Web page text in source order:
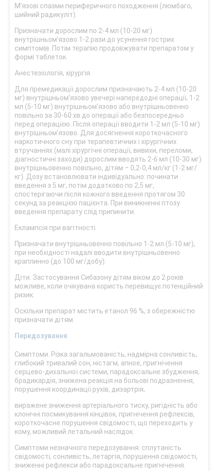
М’язові спазми периферичного походження (люмбаго,
шийний радикуліт).
Призначати дорослим по 2-4 мл (10-20 мг)
внутрішньом’язово 1-2 рази до усунення гострих
симптомів. Потім терапію продовжувати препаратом у
формі таблеток.
Анестезіологія, хірургія.
Для премедикації дорослим призначають 2-4 мл (10-20
мг) внутрішньом’язово увечері напередодні операції, 1-2
мл (5-10 мг) внутрішньом’язово або внутрішньовенно
повільно за 30-60 хв до операції або безпосередньо
перед операцією. Після операції вводити 1-2 мл (5-10 мг)
внутрішньом’язово. Для досягнення короткочасного
наркотичного сну при терапевтичних і хірургічних
втручаннях (малі хірургічні операції, вивихи, переломи,
діагностичні заходи) дорослим вводять 2-6 мл (10-30 мг)
внутрішньовенно повільно, дітям – 0,2-0,4 мл/кг (1-2 мг/
кг). Дозу встановлювати індивідуально: починати
введення з 5 мг, потім додатково по 2,5 мг,
спостерігаючи після кожного введення протягом 30
секунд за реакцією пацієнта. При виникненні птозу
введення препарату слід припинити.
Еклампсія при вагітності.
Призначати внутрішньовенно повільно 1-2 мл (5-10 мг),
при необхідності надалі вводити внутрішньовенно
краплинно (до 100 мг/добу).
Діти. Застосування Сибазону дітям віком до 2 років
можливе, коли очікувана користь перевищує потенційний
ризик.
Оскільки препарат містить етанол 96 %, з обережністю
призначати дітям.
Передозування
Симптоми. Різка загальмованість, надмірна сонливість,
глибокий тривалий сон, ністагм, апное, пригнічення
серцево-дихальної системи, парадоксальне збудження,
брадикардія, знижена реакція на больові подразнення,
порушення координації рухів, дизартрія,
виражене зниження артеріального тиску, ригідність або
клонічні посмикування кінцівок, пригнічення рефлексів,
короткочасне порушення свідомості, що переходить у
кому, можливий летальний наслідок.
Симптоми незначного передозування: сплутаність
свідомості, сонливість, летаргія, порушення свідомості,
зниженні рефлекси або парадоксальне пригнічення.